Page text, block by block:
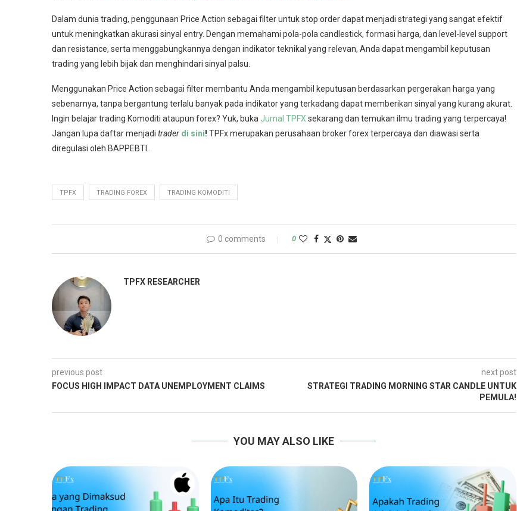
Dalam dunia trading, penggunaan Price Action sebagai filter untuk stop order dapat menjadi strategi yang sangat efektif
untuk meningkatkan akurasi sinyal entry. Dengan memahami pola-pola candlestick, formasi harga, dan level-level support
dan resistance, serta menggabungkannya dengan indikator teknikal yang relevan, Anda dapat mengambil keputusan
trading yang lebih bijak dan menghindari sinyal palsu.
Menggunakan Price Action sebagai filter membantu Anda mengambil keputusan berdasarkan pergerakan harga yang
sebenarnya, tanpa bergantung terlalu banyak pada indikator yang terkadang dapat memberikan sinyal yang kurang akurat.
Ingin belajar trading Komoditi ataupun forex? Yuk, buka Jurnal TPFX sekarang dan temukan ilmu trading yang terpercaya!
Jangan lupa daftar menjadi trader di sini! TPFx merupakan perusahaan broker forex terpercaya dan diawasi serta
diregulasi oleh BAPPEBTI.
TPFX TRADING FOREX TRADING KOMODITI
0 comments 0
TPFX RESEARCHER
previous post
FOCUS HIGH IMPACT DATA UNEMPLOYMENT CLAIMS
next post
STRATEGI TRADING MORNING STAR CANDLE UNTUK
PEMULA!
YOU MAY ALSO LIKE